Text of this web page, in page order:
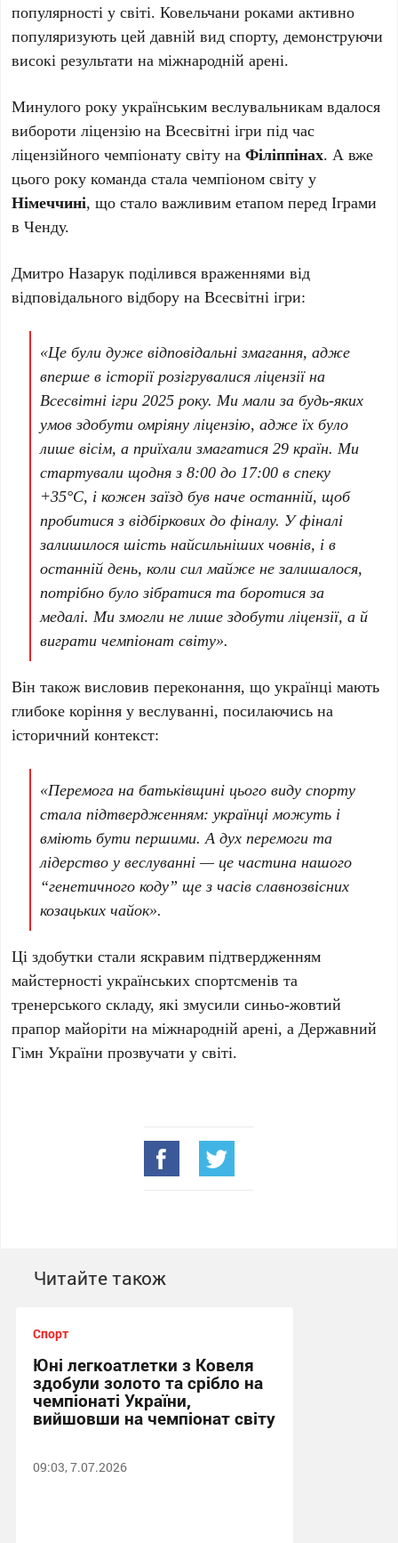
популярності у світі. Ковельчани роками активно
популяризують цей давній вид спорту, демонструючи
високі результати на міжнародній арені.
Минулого року українським веслувальникам вдалося
вибороти ліцензію на Всесвітні ігри під час
ліцензійного чемпіонату світу наФіліппінах. А вже
цього року команда стала чемпіоном світу у
Німеччині, що стало важливим етапом перед Іграми
в Ченду.
Дмитро Назарук поділився враженнями від
відповідального відбору на Всесвітні ігри:
«Це були дуже відповідальні змагання, адже
вперше в історії розігрувалися ліцензії на
Всесвітні ігри 2025 року. Ми мали за будь-яких
умов здобути омріяну ліцензію, адже їх було
лише вісім, а приїхали змагатися 29 країн. Ми
стартували щодня з 8:00 до 17:00 в спеку
+35°C, і кожен заїзд був наче останній, щоб
пробитися з відбіркових до фіналу. У фіналі
залишилося шість найсильніших човнів, і в
останній день, коли сил майже не залишалося,
потрібно було зібратися та боротися за
медалі. Ми змогли не лише здобути ліцензії, а й
виграти чемпіонат світу».
Він також висловив переконання, що українці мають
глибоке коріння у веслуванні, посилаючись на
історичний контекст:
«Перемога на батьківщині цього виду спорту
стала підтвердженням: українці можуть і
вміють бути першими. А дух перемоги та
лідерство у веслуванні — це частина нашого
“генетичного коду” ще з часів славнозвісних
козацьких чайок».
Ці здобутки стали яскравим підтвердженням
майстерності українських спортсменів та
тренерського складу, які змусили синьо-жовтий
прапор майоріти на міжнародній арені, а Державний
Гімн України прозвучати у світі.
Читайте також
Спорт
Юні легкоатлетки з Ковеля
здобули золото та срібло на
чемпіонаті України,
вийшовши на чемпіонат світу
09:03, 7.07.2026